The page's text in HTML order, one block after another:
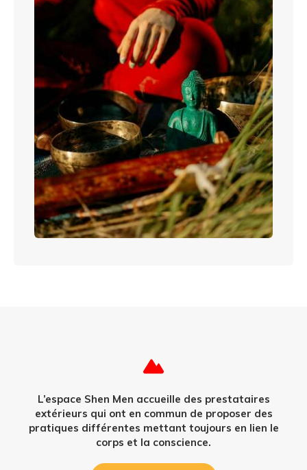
L’espace Shen Men accueille des prestataires
extérieurs qui ont en commun de proposer des
pratiques différentes mettant toujours en lien le
corps et la conscience.